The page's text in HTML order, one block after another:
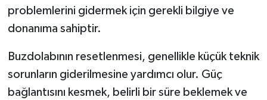
problemlerini gidermek için gerekli bilgiye ve
donanıma sahiptir.
Buzdolabının resetlenmesi, genellikle küçük teknik
sorunların giderilmesine yardımcı olur. Güç
bağlantısını kesmek, belirli bir süre beklemek ve